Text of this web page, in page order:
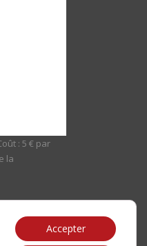
: 5 € par
la
Accepter